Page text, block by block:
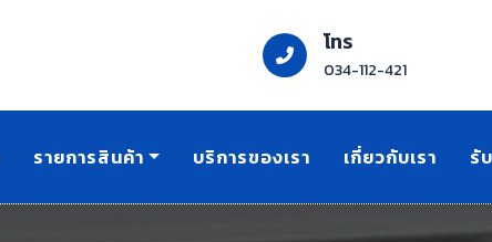
โทร
034-112-421
รายการสินค้า บริการของเรา เกี่ยวกับเรา รั